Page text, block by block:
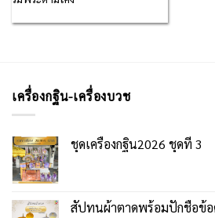
เครื่องกฐิน-เครื่องบวช
ชุดเครื่องกฐิน2026 ชุดที่ 3
สัปทนผ้าตาดพร้อมปักชื่อข้อ